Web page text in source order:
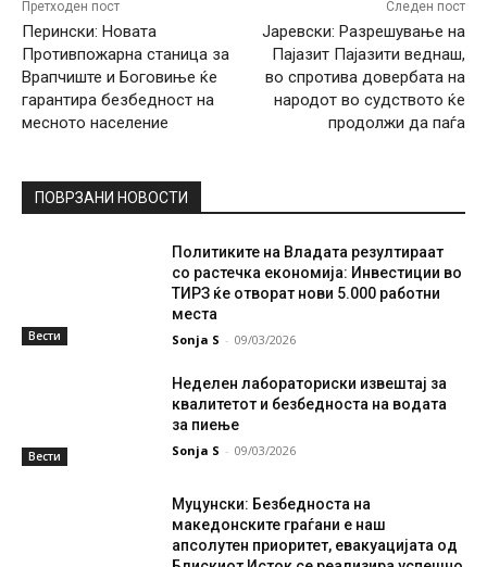
Претходен пост
Перински: Новата
Противпожарна станица за
Врапчиште и Боговиње ќе
гарантира безбедност на
месното население
Следен пост
Јаревски: Разрешување на
Пајазит Пајазити веднаш,
во спротива довербата на
народот во судството ќе
продолжи да паѓа
ПОВРЗАНИ НОВОСТИ
Вести
Политиките на Владата резултираат
со растечка економија: Инвестиции во
ТИРЗ ќе отворат нови 5.000 работни
места
Sonja S - 09/03/2026
Вести
Неделен лабораториски извештај за
квалитетот и безбедноста на водата
за пиење
Sonja S - 09/03/2026
Муцунски: Безбедноста на
македонските граѓани е наш
апсолутен приоритет, евакуацијата од